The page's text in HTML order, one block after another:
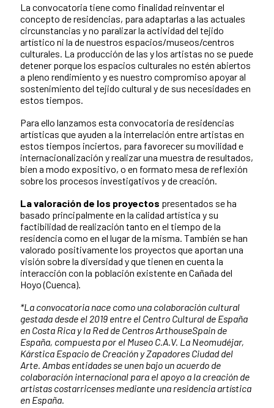
La convocatoria tiene como finalidad reinventar el
concepto de residencias, para adaptarlas a las actuales
circunstancias y no paralizar la actividad del tejido
artístico ni la de nuestros espacios/museos/centros
culturales. La producción de las y los artistas no se puede
detener porque los espacios culturales no estén abiertos
a pleno rendimiento y es nuestro compromiso apoyar al
sostenimiento del tejido cultural y de sus necesidades en
estos tiempos.
Para ello lanzamos esta convocatoria de residencias
artísticas que ayuden a la interrelación entre artistas en
estos tiempos inciertos, para favorecer su movilidad e
internacionalización y realizar una muestra de resultados,
bien a modo expositivo, o en formato mesa de reflexión
sobre los procesos investigativos y de creación.
La valoración de los proyectos presentados se ha
basado principalmente en la calidad artística y su
factibilidad de realización tanto en el tiempo de la
residencia como en el lugar de la misma. También se han
valorado positivamente los proyectos que aportan una
visión sobre la diversidad y que tienen en cuenta la
interacción con la población existente en Cañada del
Hoyo (Cuenca).
*La convocatoria nace como una colaboración cultural
gestada desde el 2019 entre el Centro Cultural de España
en Costa Rica y la Red de Centros ArthouseSpain de
España, compuesta por el Museo C.A.V. La Neomudéjar,
Kárstica Espacio de Creación y Zapadores Ciudad del
Arte. Ambas entidades se unen bajo un acuerdo de
colaboración internacional para el apoyo a la creación de
artistas costarricenses mediante una residencia artística
en España.